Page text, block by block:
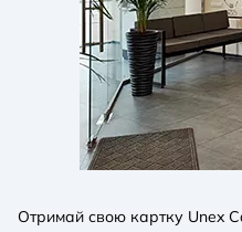
Отримай свою картку Unex